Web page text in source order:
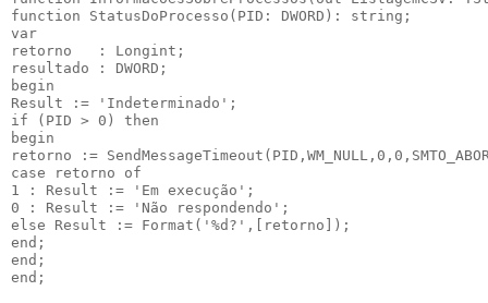
function StatusDoProcesso(PID: DWORD): string;
var
retorno   : Longint;
resultado : DWORD;
begin
Result := 'Indeterminado';
if (PID > 0) then
begin
retorno :=
case retorno of
1 : Result := 'Em execução';
0 : Result := 'Não respondendo';
else Result := Format('%d?',[retorno]);
end;
end;
end;